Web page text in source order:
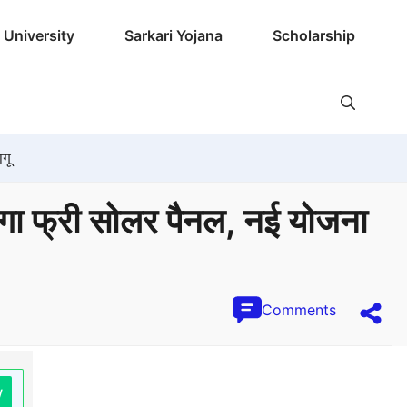
University Sarkari Yojana Scholarship
सोलर पैनल, नई योजना
Comments